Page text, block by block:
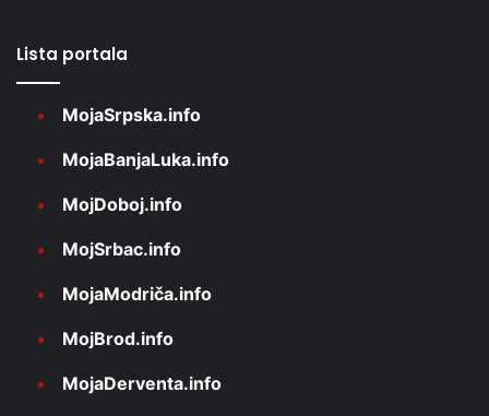
Lista portala
MojaSrpska.info
MojaBanjaLuka.info
MojDoboj.info
MojSrbac.info
MojaModriča.info
MojBrod.info
MojaDerventa.info